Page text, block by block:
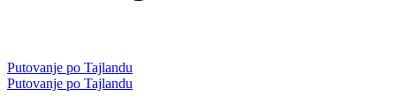
Putovanje po Tajlandu
Putovanje po Tajlandu